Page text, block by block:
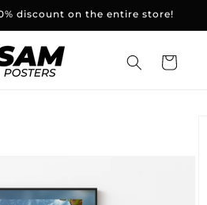
discount on the entire store!
Basket